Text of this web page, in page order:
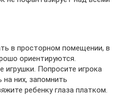
в просторном помещении, в
ориентируются.
Попросите игрока
них, запомнить
ребенку глаза платком.